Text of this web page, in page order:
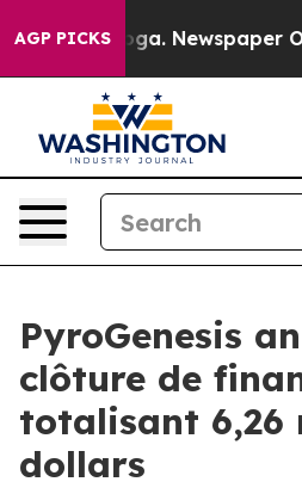
AGP PICKSNewspaper Owner
PyroGenesis
clôture de
totalisant 6,26
dollars